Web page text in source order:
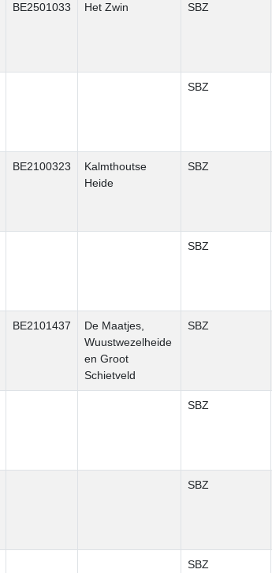
BE2501033 Het Zwin SBZ
SBZ
BE2100323
Kalmthoutse
Heide
SBZ
SBZ
BE2101437
De Maatjes,
Wuustwezelheide
en Groot
Schietveld
SBZ
SBZ
SBZ
SBZ